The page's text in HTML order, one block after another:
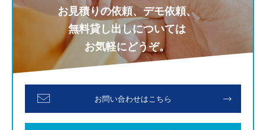
お見積りの依頼、デモ依頼、
無料貸し出しについては
お気軽にどうぞ。
お問い合わせはこちら